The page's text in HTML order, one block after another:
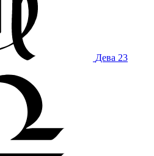
Дева 23